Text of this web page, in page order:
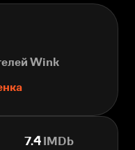
Wink
7.4IMDb